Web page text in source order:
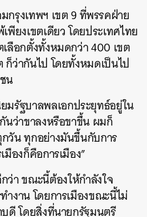
กรุงเทพฯ เขต9ที่พรรคฝ่าย
ยงเขตเดียว โดยประเทศไทย
ลือกตั้งทั้งหมดกว่า400 เขต
ก็ว่ากันไป โดยทั้งหมดเป็นไป
น
มรัฐบาลพลเอกประยุทธ์อยู่ใน
นว่าขาลงหรือขาขึ้น ผมก็
วัน ทุกอย่างมันขึ้นกับการ
องก็คือการเมือง”
ว่า ขณะนี้ต้องให้กำลังใจ
ำงาน โดยการเมืองขณะนี้ไม่
ดี โดยสิ่งที่นายกรัฐมนตรี